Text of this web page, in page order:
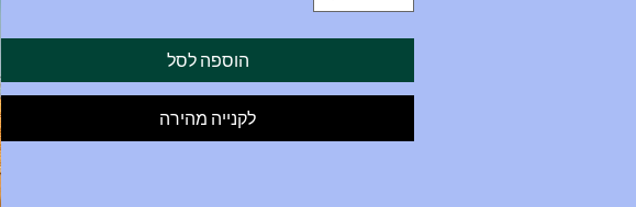
הוספה לסל
לקנייה מהירה